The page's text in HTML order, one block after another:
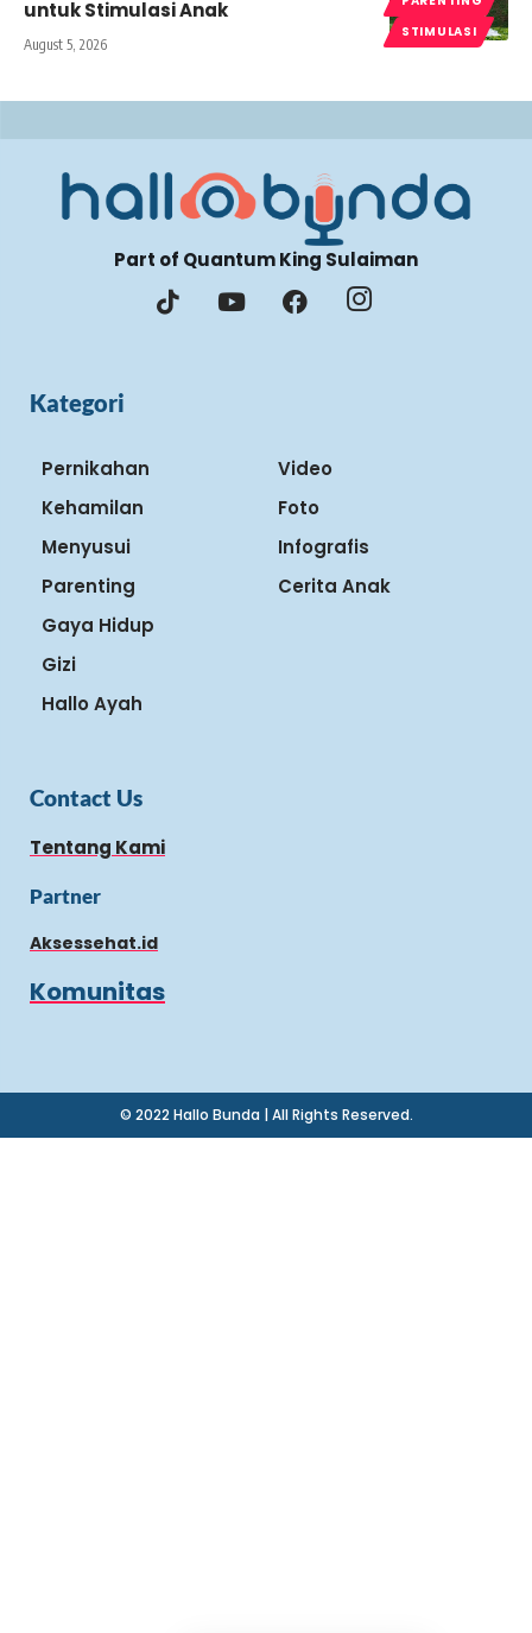
STIMULASI
untuk Stimulasi Anak
August 5, 2026
Part of Quantum King Sulaiman
Kategori
Pernikahan
Kehamilan
Menyusui
Parenting
Gaya Hidup
Gizi
Hallo Ayah
Video
Foto
Infografis
Cerita Anak
Contact Us
Tentang Kami
Partner
Aksessehat.id
Komunitas
© 2022 Hallo Bunda | All Rights Reserved.